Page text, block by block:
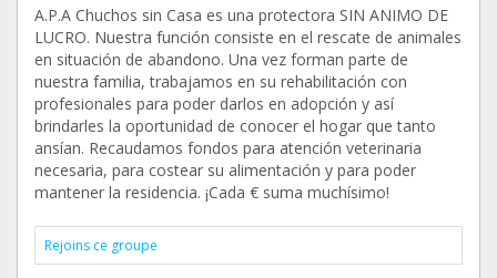
A.P.A Chuchos sin Casa es una protectora SIN ANIMO DE
LUCRO. Nuestra función consiste en el rescate de animales
en situación de abandono. Una vez forman parte de
nuestra familia, trabajamos en su rehabilitación con
profesionales para poder darlos en adopción y así
brindarles la oportunidad de conocer el hogar que tanto
ansían. Recaudamos fondos para atención veterinaria
necesaria, para costear su alimentación y para poder
mantener la residencia. ¡Cada € suma muchísimo!
Rejoins ce groupe